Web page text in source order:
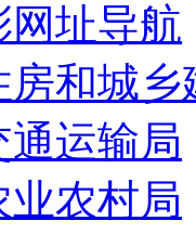
网址导航
房和城乡
通运输局
业农村局